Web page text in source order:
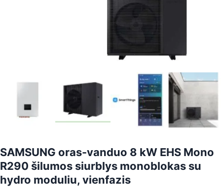
SAMSUNG oras-vanduo 8 kW EHS Mono
R290 šilumos siurblys monoblokas su
hydro moduliu, vienfazis